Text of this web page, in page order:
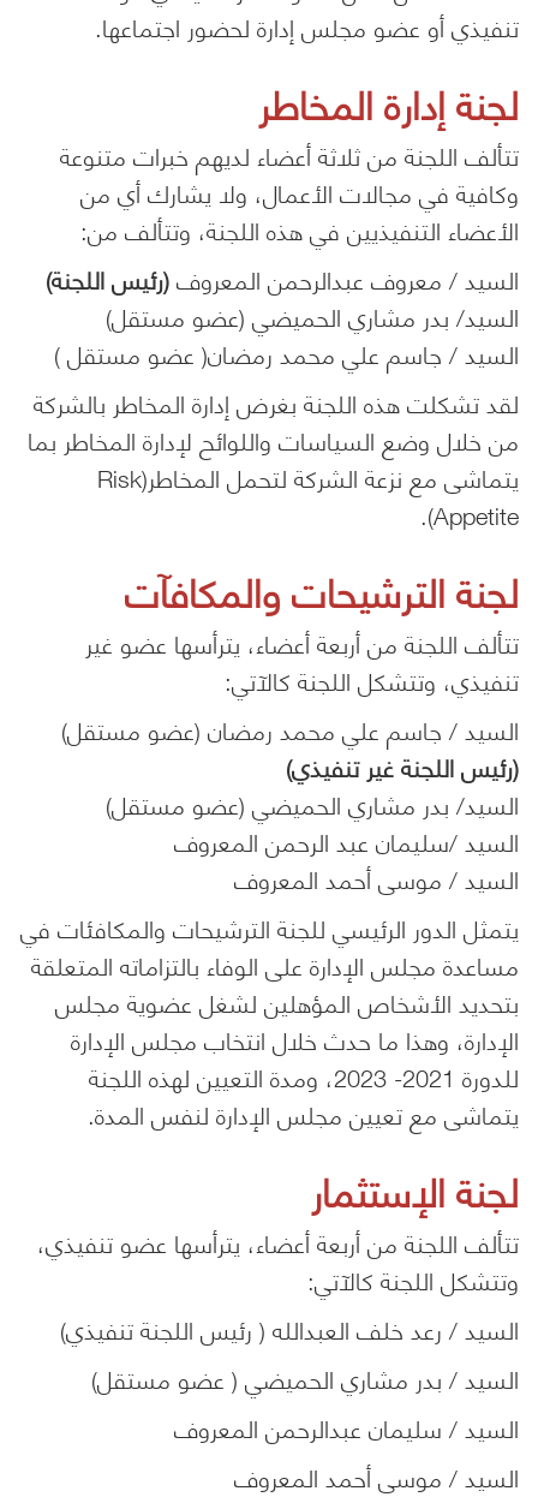
تنفيذي أو عضو مجلس إدارة لحضور اجتماعها.
لجنة إدارة المخاطر
تتألف اللجنة من ثلاثة أعضاء لديهم خبرات متنوعة
وكافية في مجالات الأعمال، ولا يشارك أي من
الأعضاء التنفيذيين في هذه اللجنة، وتتألف من:
السيد / معروف عبدالرحمن المعروف(رئيس اللجنة)
السيد/ بدر مشاري الحميضي (عضو مستقل)
السيد / جاسم علي محمد رمضان( عضو مستقل )
لقد تشكلت هذه اللجنة بغرض إدارة المخاطر بالشركة
من خلال وضع السياسات واللوائح لإدارة المخاطر بما
يتماشى مع نزعة الشركة لتحمل المخاطر(Risk
Appetite).
لجنة الترشيحات والمكافآت
تتألف اللجنة من أربعة أعضاء، يترأسها عضو غير
تنفيذي، وتتشكل اللجنة كالآتي:
السيد / جاسم علي محمد رمضان (عضو مستقل)
(رئيس اللجنة غير تنفيذي)
السيد/ بدر مشاري الحميضي (عضو مستقل)
السيد /سليمان عبد الرحمن المعروف
السيد / موسى أحمد المعروف
يتمثل الدور الرئيسي للجنة الترشيحات والمكافئات في
مساعدة مجلس الإدارة على الوفاء بالتزاماته المتعلقة
بتحديد الأشخاص المؤهلين لشغل عضوية مجلس
الإدارة، وهذا ما حدث خلال انتخاب مجلس الإدارة
للدورة 2021- 2023، ومدة التعيين لهذه اللجنة
يتماشى مع تعيين مجلس الإدارة لنفس المدة.
لجنة الإستثمار
تتألف اللجنة من أربعة أعضاء، يترأسها عضو تنفيذي،
وتتشكل اللجنة كالآتي:
السيد / رعد خلف العبدالله ( رئيس اللجنة تنفيذي)
السيد / بدر مشاري الحميضي ( عضو مستقل)
السيد / سليمان عبدالرحمن المعروف
السيد / موسى أحمد المعروف